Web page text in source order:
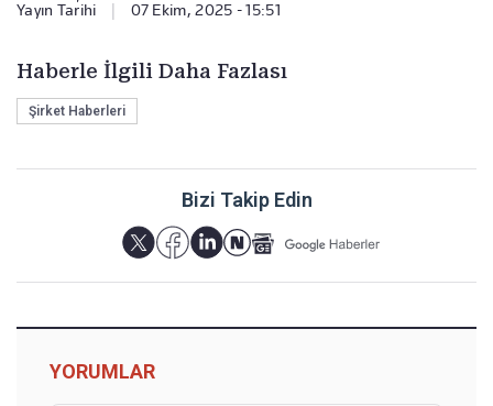
Yayın Tarihi 07 Ekim, 2025 - 15:51
Haberle İlgili Daha Fazlası
Şirket Haberleri
Bizi Takip Edin
YORUMLAR